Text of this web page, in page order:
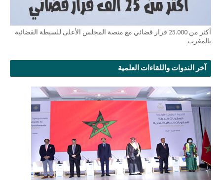
أكثر من 25.000 قرار قضائي مع منصة المجلس الأعلى للسبطة القضائية
بالمغرب
آخر الندوات واللقاءات العلمية